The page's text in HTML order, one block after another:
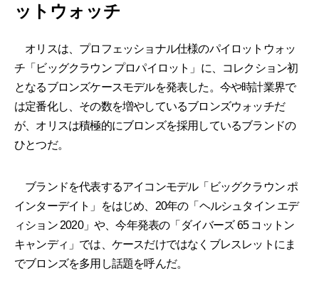
ットウォッチ
オリスは、プロフェッショナル仕様のパイロットウォッ
チ「ビッグクラウン プロパイロット」に、コレクション初
となるブロンズケースモデルを発表した。今や時計業界で
は定番化し、その数を増やしているブロンズウォッチだ
が、オリスは積極的にブロンズを採用しているブランドの
ひとつだ。
ブランドを代表するアイコンモデル「ビッグクラウン ポ
インターデイト」をはじめ、20年の「ヘルシュタイン エデ
ィション 2020」や、今年発表の「ダイバーズ 65 コットン
キャンディ」では、ケースだけではなくブレスレットにま
でブロンズを多用し話題を呼んだ。